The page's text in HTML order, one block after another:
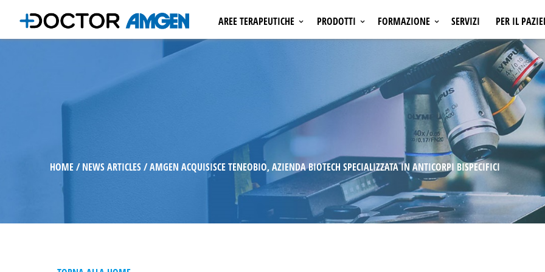
AREE TERAPEUTICHE
ONCOLOGIA
MALATTIE INFIAMMATORIE E
AUTOIMMUNI
PRODOTTI
ONCOLOGIA
NEFROLOGIA
CARDIOLOGIA
MALATTIE INFIAMMATORIE E
FORMAZIONE
INIZIATIVE ECM
INIZIATIVE NON ECM
AMGEN LEARNING
CALENDARIO CONGRESSI
SERVIZI PER IL
HOME NEWS ARTICLES AMGEN ACQUISISCE TENEOBIO, AZIENDA BIOTECH SPECIALIZZATA IN ANTICORPI BISPECIFICI